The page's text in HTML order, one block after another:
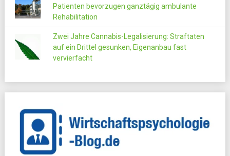
Patienten bevorzugen ganztägig ambulante
Rehabilitation
Zwei Jahre Cannabis-Legalisierung: Straftaten
auf ein Drittel gesunken, Eigenanbau fast
vervierfacht